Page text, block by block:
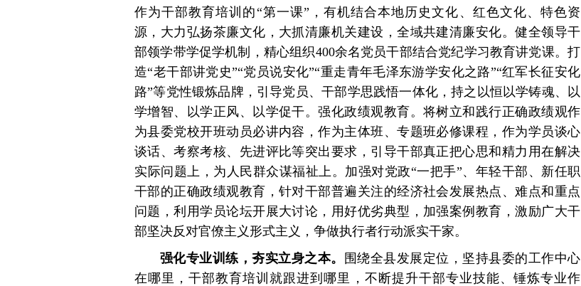
作为干部教育培训的“第一课”，有机结合本地历史文化、红色文化、特色资
源，大力弘扬茶廉文化，大抓清廉机关建设，全域共建清廉安化。健全领导干
部领学带学促学机制，精心组织400余名党员干部结合党纪学习教育讲党课。打
造“老干部讲党史”“党员说安化”“重走青年毛泽东游学安化之路”“红军长征安化
路”等党性锻炼品牌，引导党员、干部学思践悟一体化，持之以恒以学铸魂、以
学增智、以学正风、以学促干。强化政绩观教育。将树立和践行正确政绩观作
为县委党校开班动员必讲内容，作为主体班、专题班必修课程，作为学员谈心
谈话、考察考核、先进评比等突出要求，引导干部真正把心思和精力用在解决
实际问题上，为人民群众谋福祉上。加强对党政“一把手”、年轻干部、新任职
干部的正确政绩观教育，针对干部普遍关注的经济社会发展热点、难点和重点
问题，利用学员论坛开展大讨论，用好优劣典型，加强案例教育，激励广大干
部坚决反对官僚主义形式主义，争做执行者行动派实干家。
强化专业训练，夯实立身之本。
围绕全县发展定位，坚持县委的工作中心
在哪里，干部教育培训就跟进到哪里，不断提升干部专业技能、锤炼专业作